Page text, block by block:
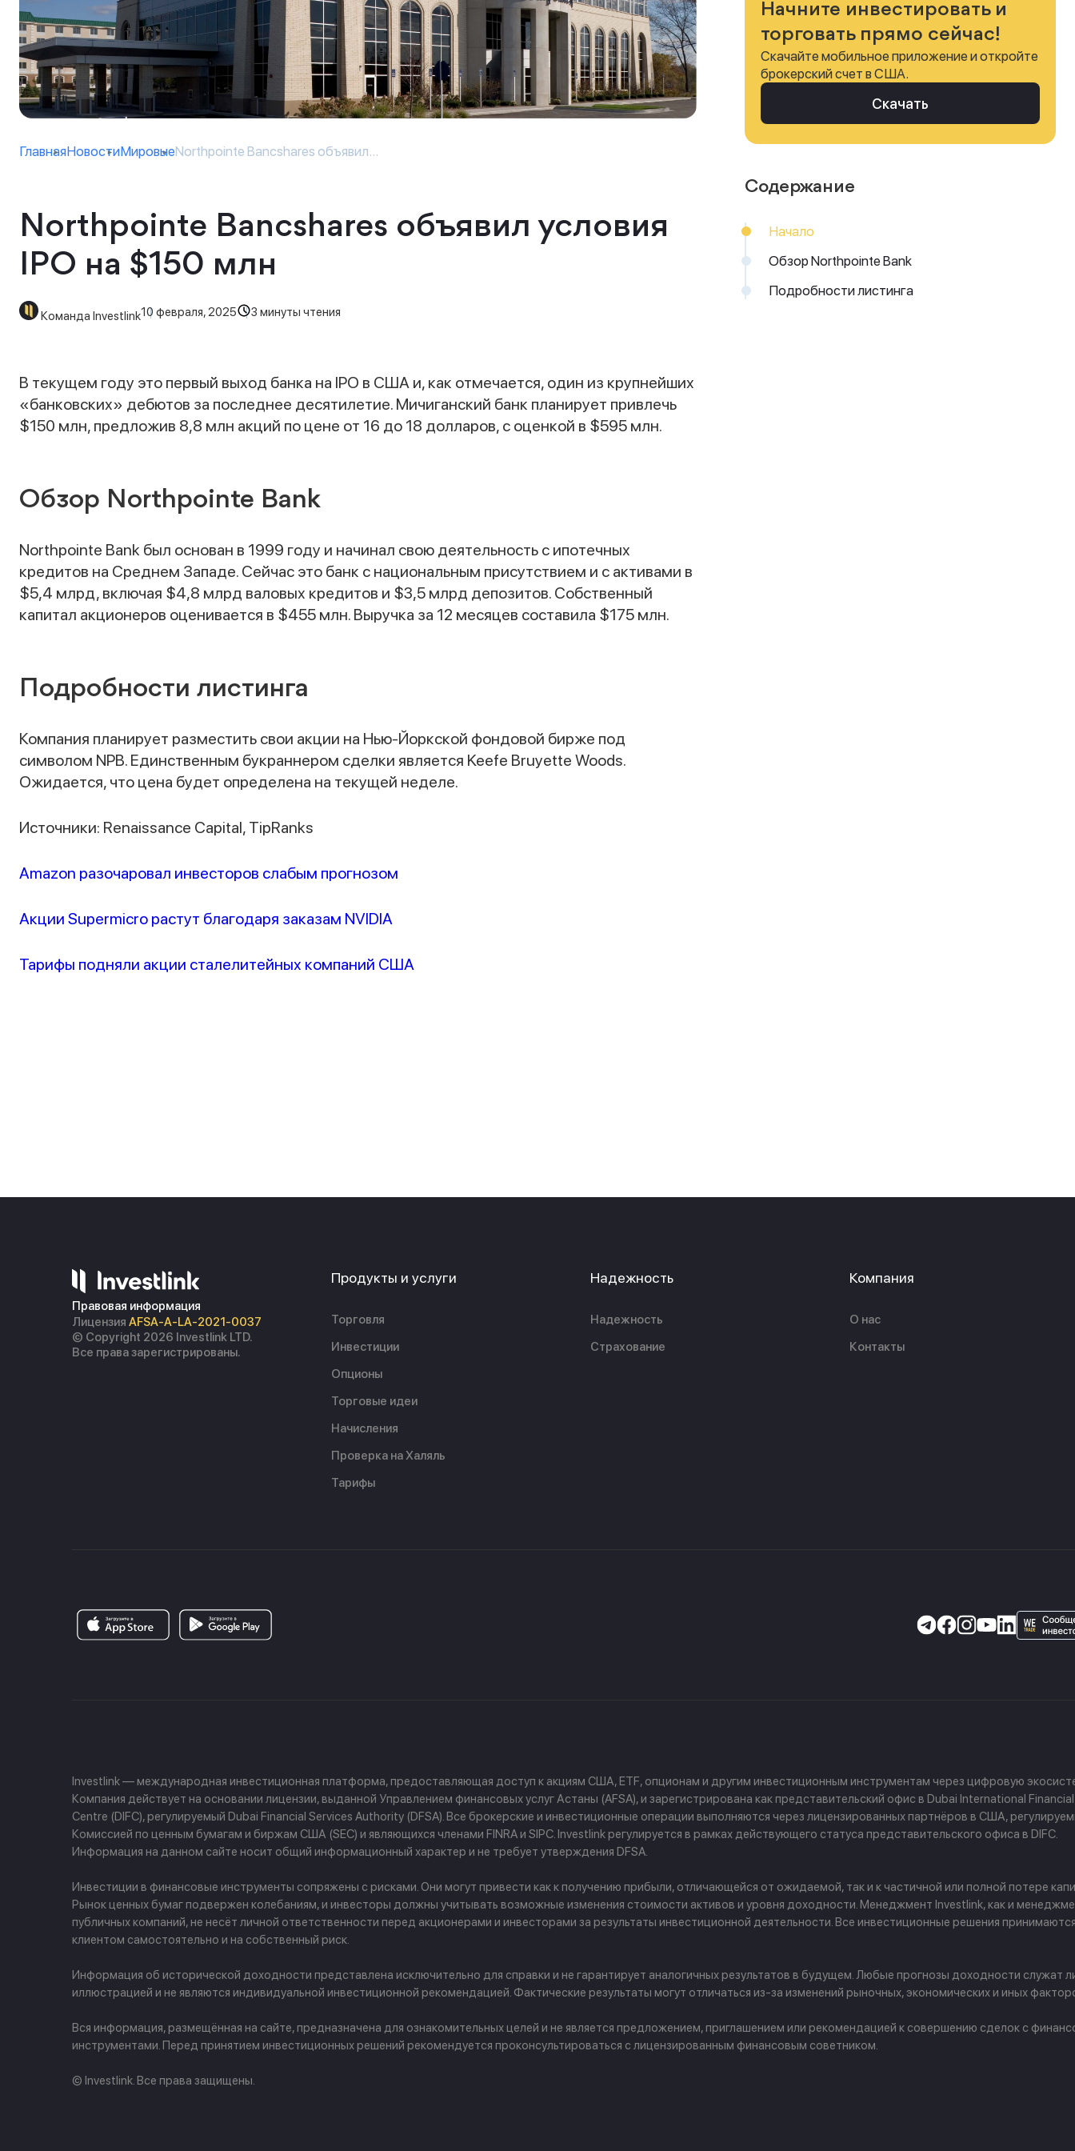
ГлавнаяНовостиМировыеNorthpointe Bancshares объявил...
Northpointe Bancshares объявил условия
IPO на $150 млн
Команда Investlink10 февраля, 2025 3 минуты чтения
В текущем году это первый выход банка на IPO в США и, как отмечается, один из крупнейших
«банковских» дебютов за последнее десятилетие. Мичиганский банк планирует привлечь
$150 млн, предложив 8,8 млн акций по цене от 16 до 18 долларов, с оценкой в $595 млн.
Обзор Northpointe Bank
Northpointe Bank был основан в 1999 году и начинал свою деятельность с ипотечных
кредитов на Среднем Западе. Сейчас это банк с национальным присутствием и с активами в
$5,4 млрд, включая $4,8 млрд валовых кредитов и $3,5 млрд депозитов. Собственный
капитал акционеров оценивается в $455 млн. Выручка за 12 месяцев составила $175 млн.
Подробности листинга
Компания планирует разместить свои акции на Нью-Йоркской фондовой бирже под
символом NPB. Единственным букраннером сделки является Keefe Bruyette Woods.
Ожидается, что цена будет определена на текущей неделе.
Источники: Renaissance Capital, TipRanks
Amazon разочаровал инвесторов слабым прогнозом
Акции Supermicro растут благодаря заказам NVIDIA
Тарифы подняли акции сталелитейных компаний США
Начните инвестировать и
торговать прямо сейчас!
Скачайте мобильное приложение и откройте
брокерский счет в США.
Скачать
Содержание
Начало
Обзор Northpointe Bank
Подробности листинга
Правовая информация
Лицензия AFSA-A-LA-2021-0037
© Copyright 2026 Investlink LTD.
Все права зарегистрированы.
Продукты и услуги
Торговля
Инвестиции
Опционы
Торговые идеи
Начисления
Проверка на Халяль
Тарифы
Надежность
Надежность
Страхование
Компания
О нас
Контакты
Investlink — международная инвестиционная платформа, предоставляющая доступ к акциям США, ETF, опционам и другим инвестиционным инструментам через цифровую
Компания действует на основании лицензии, выданной Управлением финансовых услуг Астаны (AFSA), и зарегистрирована как представительский офис в Dubai International Financial
Centre (DIFC), регулируемый Dubai Financial Services Authority (DFSA). Все брокерские и инвестиционные операции выполняются через лицензированных партнёров в США,
Комиссией по ценным бумагам и биржам США (SEC) и являющихся членами FINRA и SIPC. Investlink регулируется в рамках действующего статуса представительского офиса в DIFC.
Информация на данном сайте носит общий информационный характер и не требует утверждения DFSA.
Инвестиции в финансовые инструменты сопряжены с рисками. Они могут привести как к получению прибыли, отличающейся от ожидаемой, так и к частичной или полной потере
Рынок ценных бумаг подвержен колебаниям, и инвесторы должны учитывать возможные изменения стоимости активов и уровня доходности. Менеджмент Investlink, как и
публичных компаний, не несёт личной ответственности перед акционерами и инвесторами за результаты инвестиционной деятельности. Все инвестиционные решения
клиентом самостоятельно и на собственный риск.
Информация об исторической доходности представлена исключительно для справки и не гарантирует аналогичных результатов в будущем. Любые прогнозы доходности служат
иллюстрацией и не являются индивидуальной инвестиционной рекомендацией. Фактические результаты могут отличаться из-за изменений рыночных, экономических и иных
Вся информация, размещённая на сайте, предназначена для ознакомительных целей и не является предложением, приглашением или рекомендацией к совершению сделок с
инструментами. Перед принятием инвестиционных решений рекомендуется проконсультироваться с лицензированным финансовым советником.
© Investlink. Все права защищены.